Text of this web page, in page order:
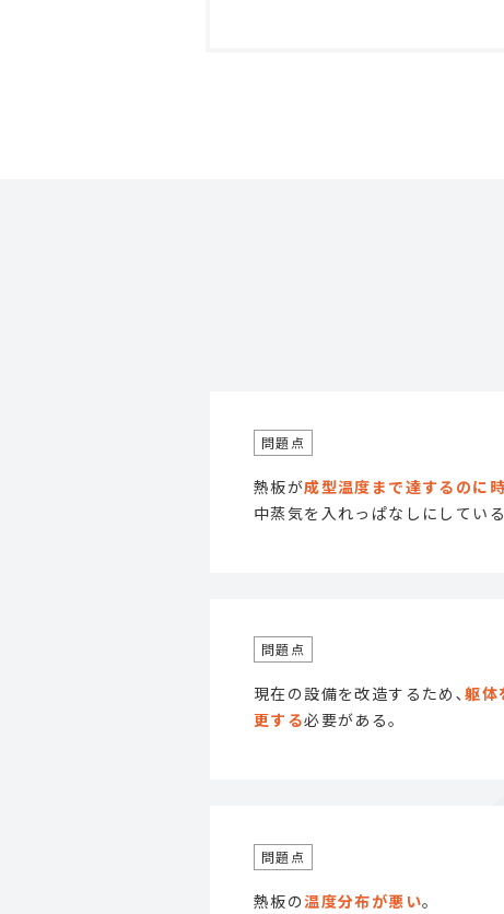
熱板が成型温度まで達するのに
中蒸気を入れっぱなしにしてい
現在の設備を改造するため､躯体
更する必要がある｡
熱板の温度分布が悪い。